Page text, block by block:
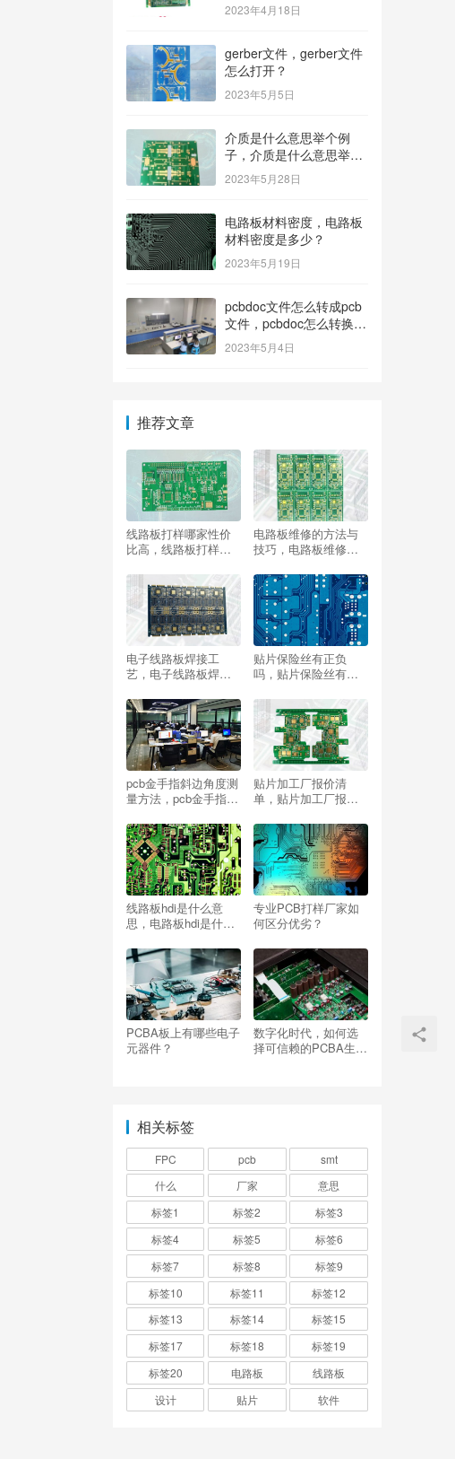
2023年4月18日
gerber文件，gerber文件
怎么打开？
2023年5月5日
介质是什么意思举个例
子，介质是什么意思举个
例子造句？
2023年5月28日
电路板材料密度，电路板
材料密度是多少？
2023年5月19日
pcbdoc文件怎么转成pcb
文件，pcbdoc怎么转换成
pcb？
2023年5月4日
推荐文章
线路板打样哪家性价
比高，线路板打样厂
电路板维修的方法与
技巧，电路板维修的
电子线路板焊接工
艺，电子线路板焊接
贴片保险丝有正负
吗，贴片保险丝有正
pcb金手指斜边角度测
量方法，pcb金手指的
贴片加工厂报价清
单，贴片加工厂报价
线路板hdi是什么意
思，电路板hdi是什么
专业PCB打样厂家如
何区分优劣？
PCBA板上有哪些电子
元器件？
数字化时代，如何选
择可信赖的PCBA生产
相关标签
FPC pcb
smt
什么
厂家
意思
标签1
标签2
标签3
标签4
标签5
标签6
标签7
标签8
标签9
标签10
标签11
标签12
标签13
标签14
标签15
标签17
标签18
标签19
标签20
电路板
线路板
设计
贴片 软件